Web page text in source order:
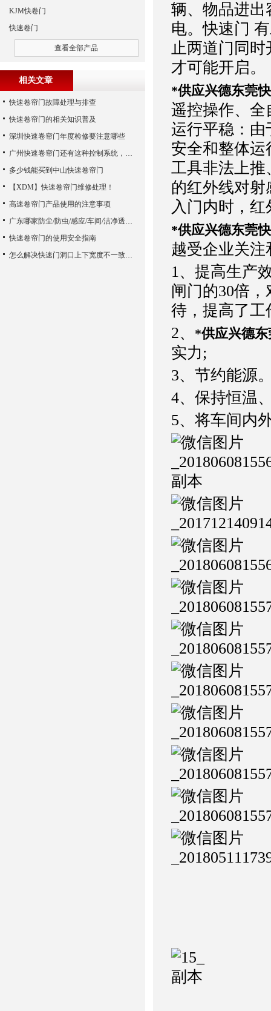
辆、物品进出
电。快速门
止两道门同时
才可能开启。
*供应兴德东莞
遥控操作、全
运行平稳：由
安全和整体
工具非法上推
的红外线对
入门内时，
*供应兴德东莞
越受企业关注
1、提高生产
闸门的30倍
待，提高了工
2、
*供应兴德
实力;
3、节约能源
4、保持恒温
5、将车间内
KJM快卷门
快速卷门
查看全部产品
相关文章
快速卷帘门故障处理与排查
快速卷帘门的相关知识普及
深圳快速卷帘门年度检修要注意哪些
广州快速卷帘门还有这种控制系统，您知道吗？
多少钱能买到中山快速卷帘门
【XDM】快速卷帘门维修处理！
高速卷帘门产品使用的注意事项
广东哪家防尘/防虫/感应/车间/洁净透明快速门优质生产加工厂家质量好？东莞市兴德门业为您推荐
快速卷帘门的使用安全指南
怎么解决快速门洞口上下宽度不一致的问题